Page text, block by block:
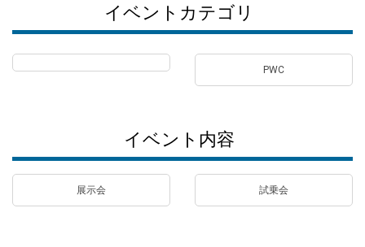
イベントカテゴリ
PWC
イベント内容
展示会 試乗会